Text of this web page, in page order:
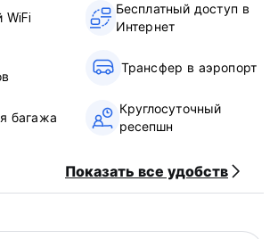
original language)
WiFi
Бесплатный доступ в
Интернет
Трансфер в аэропорт
багажа
Круглосуточный
ресепшн
Показать все удобств